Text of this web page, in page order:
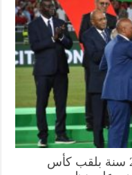
توج المنتخب الوطني لأقل من 23 سنة بلقب كأس